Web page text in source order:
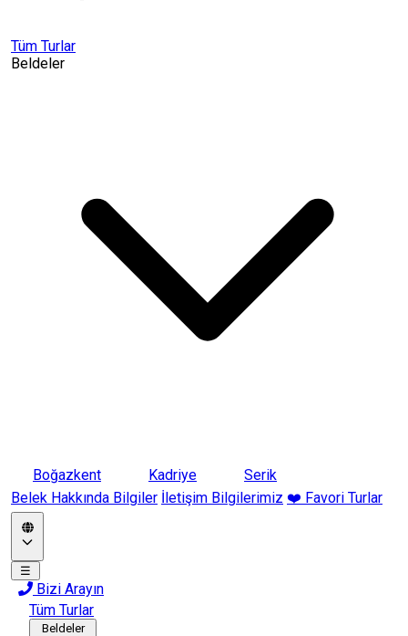
Tüm Turlar
Beldeler
Boğazkent Kadriye
Serik
Belek Hakkında Bilgiler İletişim Bilgilerimiz ❤️ Favori Turlar
☰
Bizi Arayın
Tüm Turlar
Beldeler